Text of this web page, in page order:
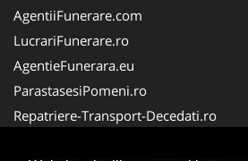
AgentiiFunerare.com
LucrariFunerare.ro
AgentieFunerara.eu
ParastasesiPomeni.ro
Repatriere-Transport-Decedati.ro